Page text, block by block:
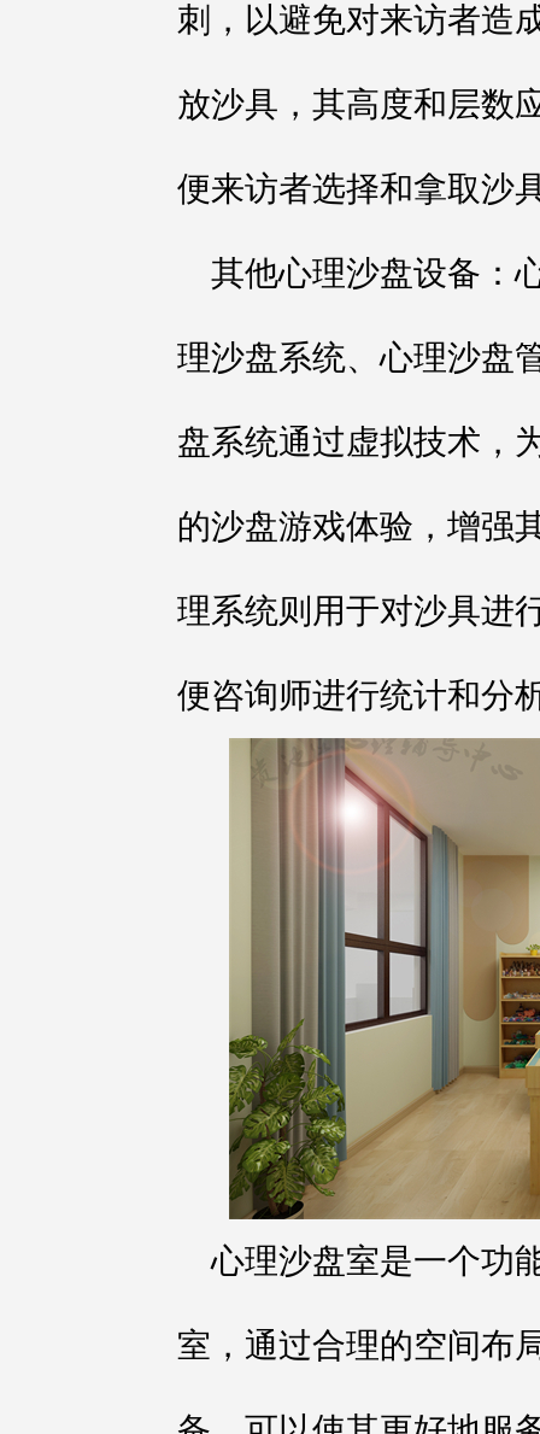
刺，以避免对来访者造
放沙具，其高度和层数
便来访者选择和拿取沙
其他心理沙盘设备：
理沙盘系统、心理沙盘
盘系统通过虚拟技术，
的沙盘游戏体验，增强
理系统则用于对沙具进
便咨询师进行统计和分
心理沙盘室是一个功
室，通过合理的空间布